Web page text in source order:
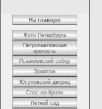
На главную
Фото Петербурга
Петропавловская
крепость
Исаакиевский собор
Эрмитаж
Юсуповский дворец
Спас-на-Крови
Летний сад